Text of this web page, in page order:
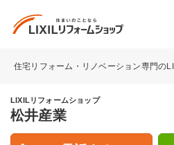
住宅リフォーム・リノベーション専門の
LIXILリフォームショップ
松井産業